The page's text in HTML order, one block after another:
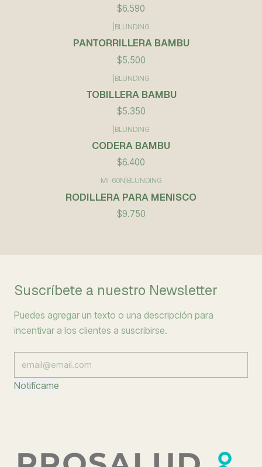
$6.590
BLUNDING
PANTORRILLERA BAMBU
$5.500
BLUNDING
TOBILLERA BAMBU
$5.350
BLUNDING
CODERA BAMBU
$6.400
MI-60N BLUNDING
RODILLERA PARA MENISCO
$9.750
Suscríbete a nuestro Newsletter
Puedes agregar un texto o una descripción para
incentivar a los clientes a suscribirse.
Notifícame